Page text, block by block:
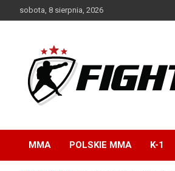
to
sobota, 8 sierpnia, 2026
K-1, UFC
MMA POLSKIE MMA K-1